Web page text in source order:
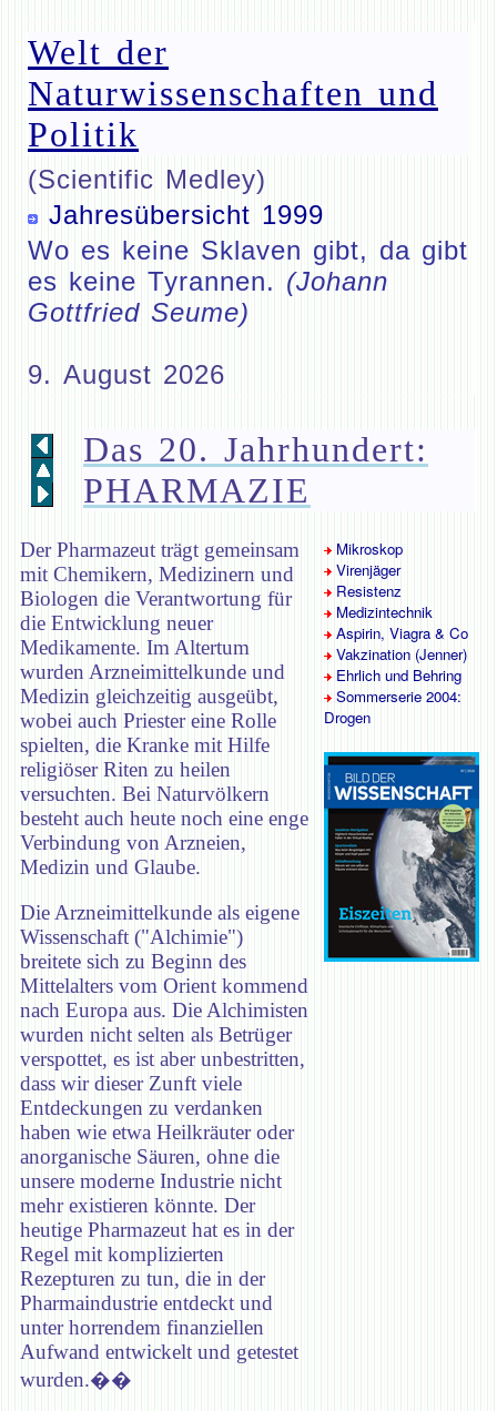
Welt der
Naturwissenschaften und
Politik
(Scientific Medley)
Jahresübersicht 1999
Wo es keine Sklaven gibt, da gibt
es keine Tyrannen. (Johann
Gottfried Seume)
9. August 2026
Das 20. Jahrhundert:
PHARMAZIE
Der Pharmazeut trägt gemeinsam
mit Chemikern, Medizinern und
Biologen die Verantwortung für
die Entwicklung neuer
Medikamente. Im Altertum
wurden Arzneimittelkunde und
Medizin gleichzeitig ausgeübt,
wobei auch Priester eine Rolle
spielten, die Kranke mit Hilfe
religiöser Riten zu heilen
versuchten. Bei Naturvölkern
besteht auch heute noch eine enge
Verbindung von Arzneien,
Medizin und Glaube.
Die Arzneimittelkunde als eigene
Wissenschaft ("Alchimie")
breitete sich zu Beginn des
Mittelalters vom Orient kommend
nach Europa aus. Die Alchimisten
wurden nicht selten als Betrüger
verspottet, es ist aber unbestritten,
dass wir dieser Zunft viele
Entdeckungen zu verdanken
haben wie etwa Heilkräuter oder
anorganische Säuren, ohne die
unsere moderne Industrie nicht
mehr existieren könnte. Der
heutige Pharmazeut hat es in der
Regel mit komplizierten
Rezepturen zu tun, die in der
Pharmaindustrie entdeckt und
unter horrendem finanziellen
Aufwand entwickelt und getestet
wurden.��
Mikroskop
Virenjäger
Resistenz
Medizintechnik
Aspirin, Viagra & Co
Vakzination (Jenner)
Ehrlich und Behring
Sommerserie 2004:
Drogen